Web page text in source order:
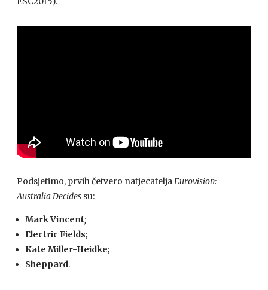
Podsjetimo, prvih četvero natjecateljaEurovision:
Australia Decides su:
Mark Vincent;
Electric Fields;
Kate Miller-Heidke;
Sheppard.